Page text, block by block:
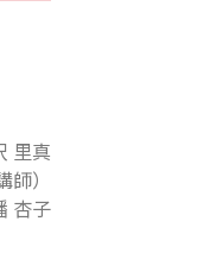
里真
）
杏子